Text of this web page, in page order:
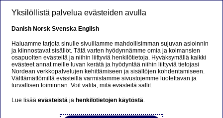
Sorry...
This page does not exist in your language. You will
Stay on this page|Continue
Yksilöllistä palvelua evästeiden avulla
Danish Norsk Svenska English
Haluamme tarjota sinulle sivuillamme mahdollisimman sujuvan asioinnin
ja kiinnostavat sisällöt. Tätä varten hyödynnämme omia ja kolmansien
osapuolten evästeitä ja niihin liittyviä henkilötietoja. Hyväksymällä kaikki
evästeet annat meille luvan kerätä ja hyödyntää niihin liittyviä tietojasi
Nordean verkkopalvelujen kehittämiseen ja sisältöjen kohdentamiseen.
Välttämättömillä evästeillä varmistamme sivustojemme luotettavan ja
turvallisen toiminnan. Voit valita, mitä evästeitä sallit.
Lue lisääevästeistä ja henkilötietojen käytöstä.